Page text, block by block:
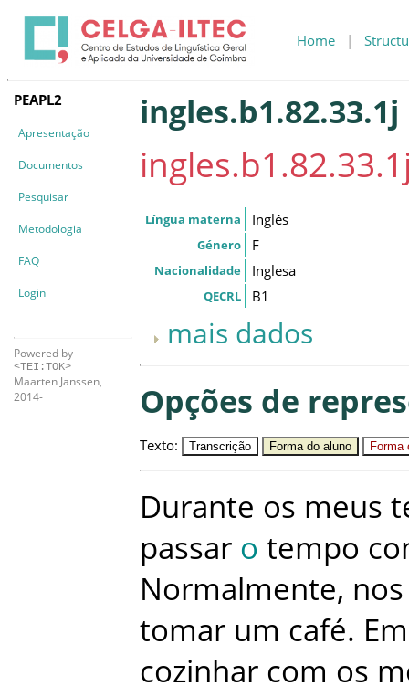
Home |
PEAPL2
Apresentação
Documentos
Pesquisar
Metodologia
FAQ
Login
Powered by
<TEI:TOK>
Maarten Janssen,
2014-
ingles.b1.82.33.1j
Língua materna Inglês
Género F
Nacionalidade Inglesa
QECRL B1
mais dados
Opções de
Texto: Transcrição Forma do aluno Forma
Durante os meus
passar o tempo
Normalmente, nos
tomar um café. Em
cozinhar com os